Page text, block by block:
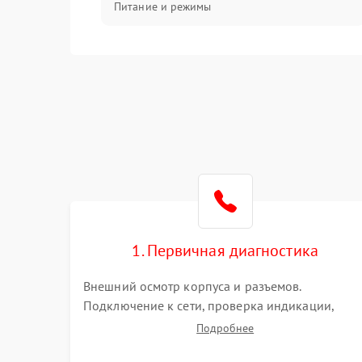
Питание и режимы
1. Первичная диагностика
Внешний осмотр корпуса и разъемов.
Подключение к сети, проверка индикации,
звуковых сигналов и кодов ошибок. Измерение
Подробнее